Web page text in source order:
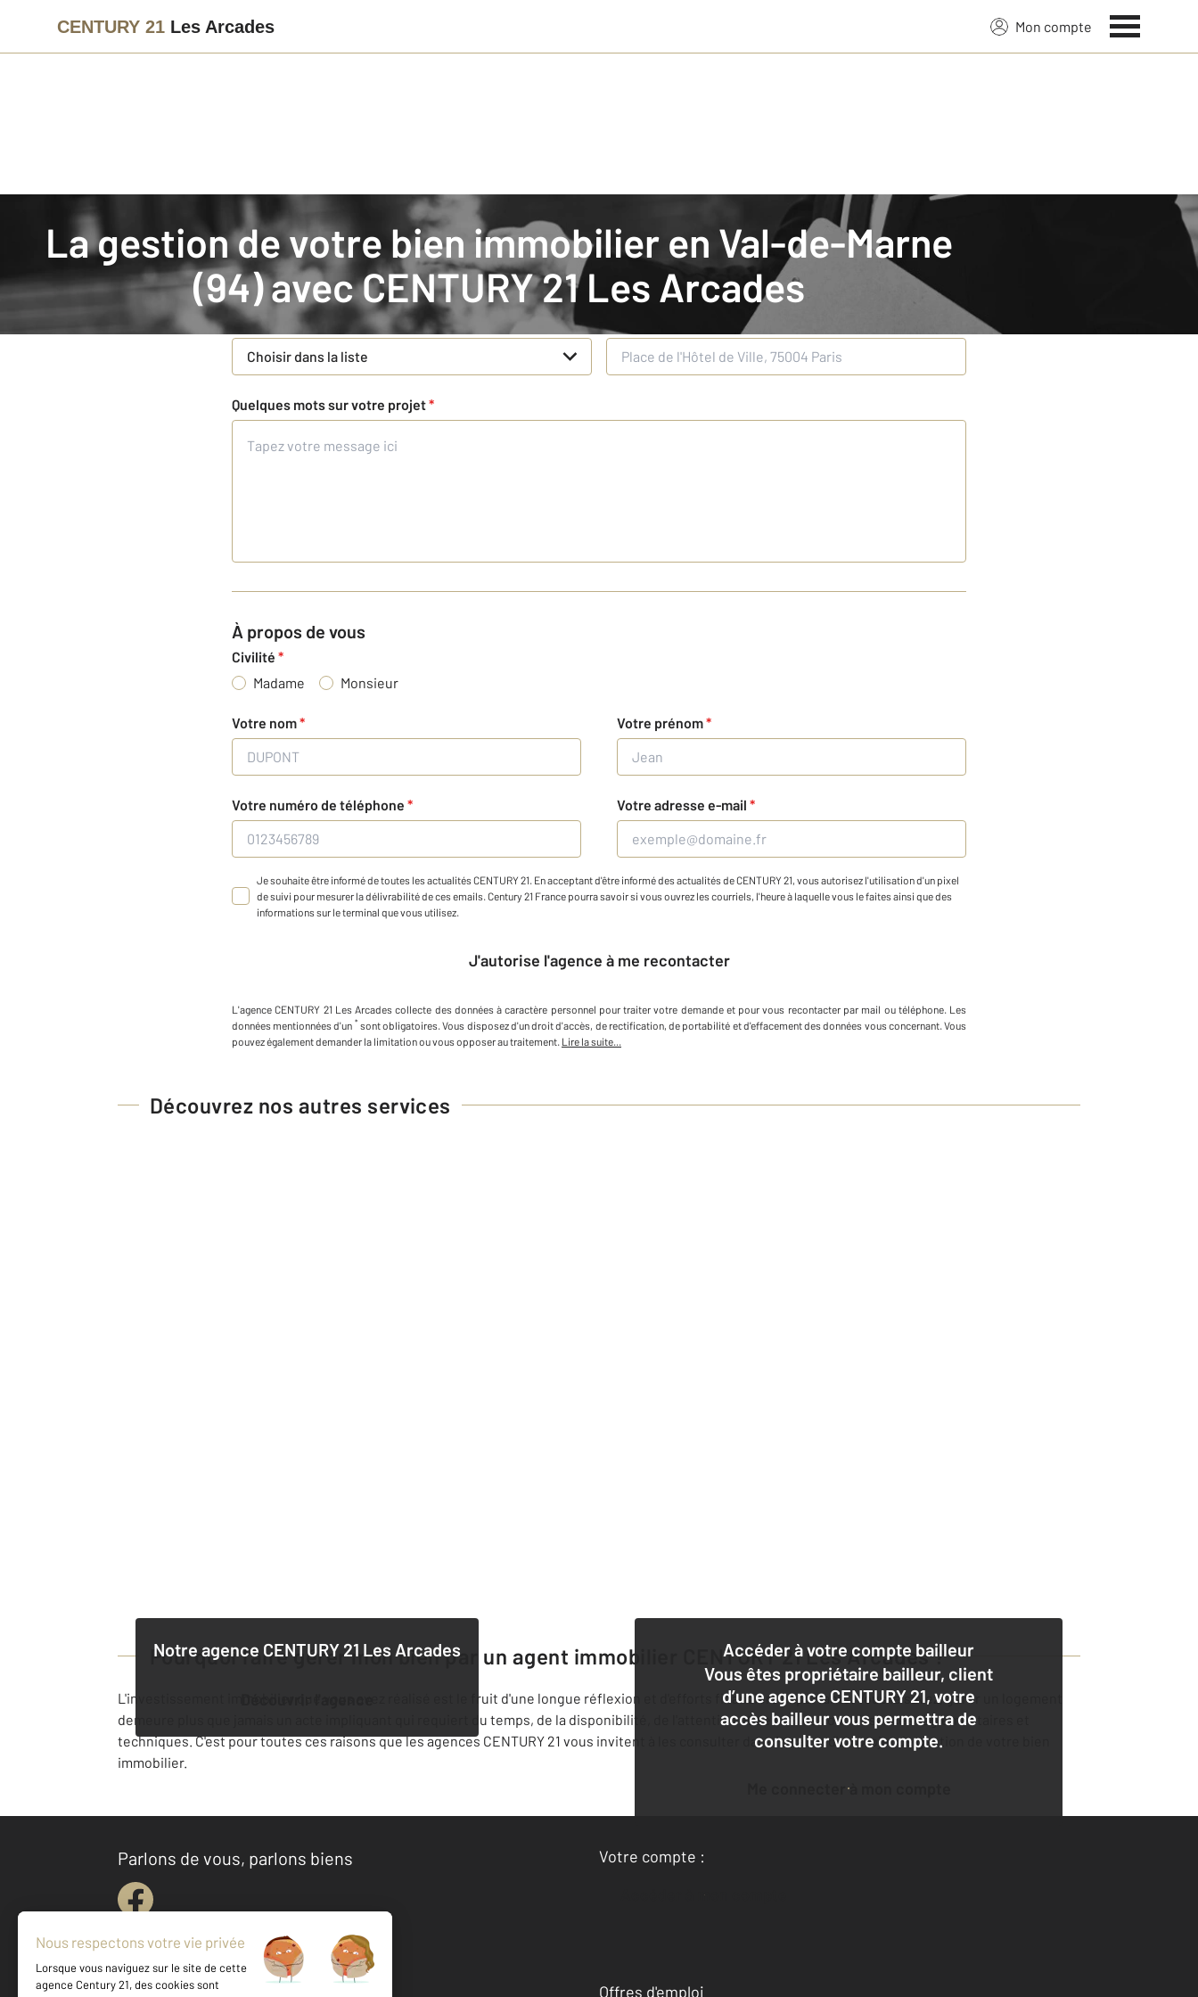
CENTURY 21 Les Arcades Mon compte
La gestion de votre bien immobilier en Val-de-Marne
(94) avecCENTURY 21 Les Arcades
Demande d'informations pour la gestion de votre bien
Concernant votre bien
Type de bien
Choisir dans la liste
Quelques mots sur votre projet*
À propos de vous
Civilité *
Madame
Monsieur
Votre nom* Votre prénom*
Votre numéro de téléphone * Votre adresse e-mail *
Je souhaite être informé de toutes les actualités CENTURY 21. En acceptant d'être informé des actualités de CENTURY 21, vous autorisez l'utilisation d'un pixel
de suivi pour mesurer la délivrabilité de ces emails. Century 21 France pourra savoir si vous ouvrez les courriels, l'heure à laquelle vous le faites ainsi que des
informations sur le terminal que vous utilisez.
J'autorise l'agence à me recontacter
L'agence CENTURY 21 Les Arcades collecte des données à caractère personnel pour traiter votre demande et pour vous recontacter par mail ou téléphone. Les
données mentionnées d'un * sont obligatoires. Vous disposez d'un droit d'accès, de rectification, de portabilité et d'effacement des données vous concernant. Vous
pouvez également demander la limitation ou vous opposer au traitement. Lire la suite...
Découvrez nos autres services
Notre agence CENTURY 21 Les Arcades
Découvrir l'agence
Accéder à votre compte bailleur
Vous êtes propriétaire bailleur, client
d’une agence CENTURY 21, votre
accès bailleur vous permettra de
consulter votre compte.
Me connecter à mon compte
Pourquoi faire gérer mon bien par un agent immobilier CENTURY 21 Les Arcades?
L'investissement immobilier que vous avez réalisé est le fruit d'une longue réflexion et d'efforts financiers importants. Vous le savez, gérer un logement
demeure plus que jamais un acte impliquant qui requiert du temps, de la disponibilité, de l'attention et de réelles connaissances règlementaires et
techniques. C'est pour toutes ces raisons que les agences CENTURY 21 vous invitent à les consulter dans le cadre d'un projet de gestion de votre bien
immobilier.
Parlons de vous, parlons biens
Votre compte :
Accéder à mon compte
Offres d'emploi